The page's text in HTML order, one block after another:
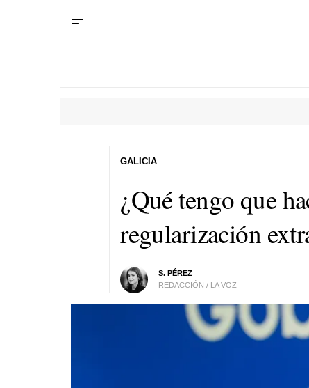
¿Qué tengo que
regularización
S. PÉREZ
REDACCIÓN / LA VOZ
GALICIA